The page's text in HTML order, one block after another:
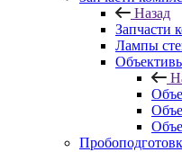
Назад
Запчасти
Лампы